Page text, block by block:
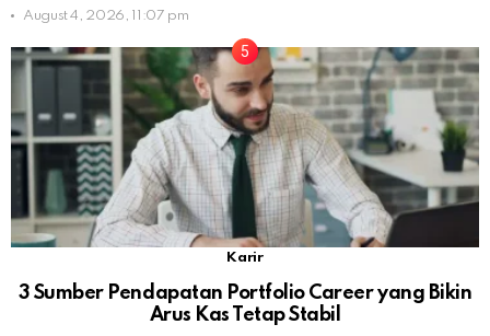
August 4, 2026, 11:07 pm
Karir
3 Sumber Pendapatan Portfolio Career yang Bikin
Arus Kas Tetap Stabil